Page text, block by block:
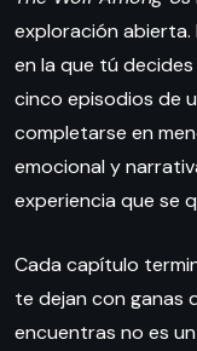
exploración abierta.
en la que tú
cinco episodios de
completarse en
emocional y
experiencia que se
Cada capítulo
te dejan con ganas
encuentras no es